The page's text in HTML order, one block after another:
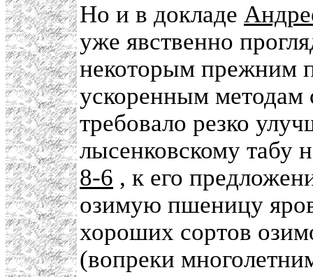
Но и в докладе
уже явственно
некоторым прежним
ускоренным методам
требовало резко
лысенковскому табу
8-6 , к его
озимую пшеницу
хороших сортов
(вопреки